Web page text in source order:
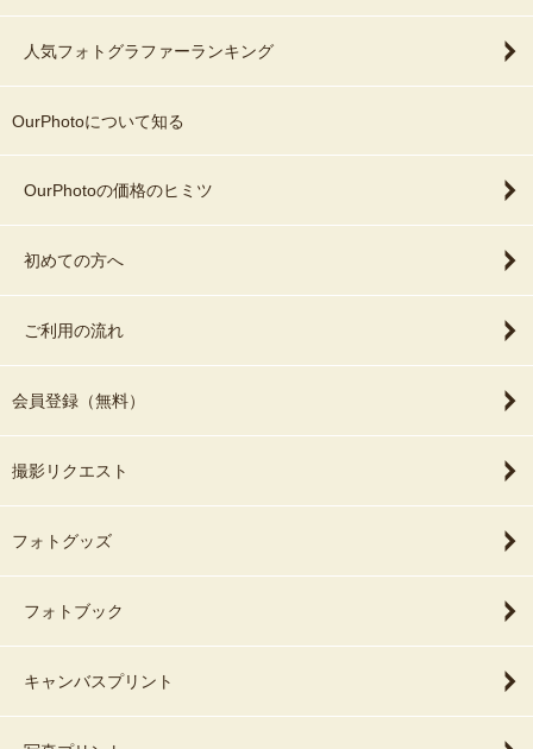
人気フォトグラファーランキング
OurPhotoについて知る
OurPhotoの価格のヒミツ
初めての方へ
ご利用の流れ
会員登録（無料）
撮影リクエスト
フォトグッズ
フォトブック
キャンバスプリント